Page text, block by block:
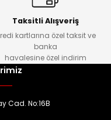
Taksitli Alışveriş
kartlarına özel taksit ve
banka
havalesine özel indirim
Cad. No:16B